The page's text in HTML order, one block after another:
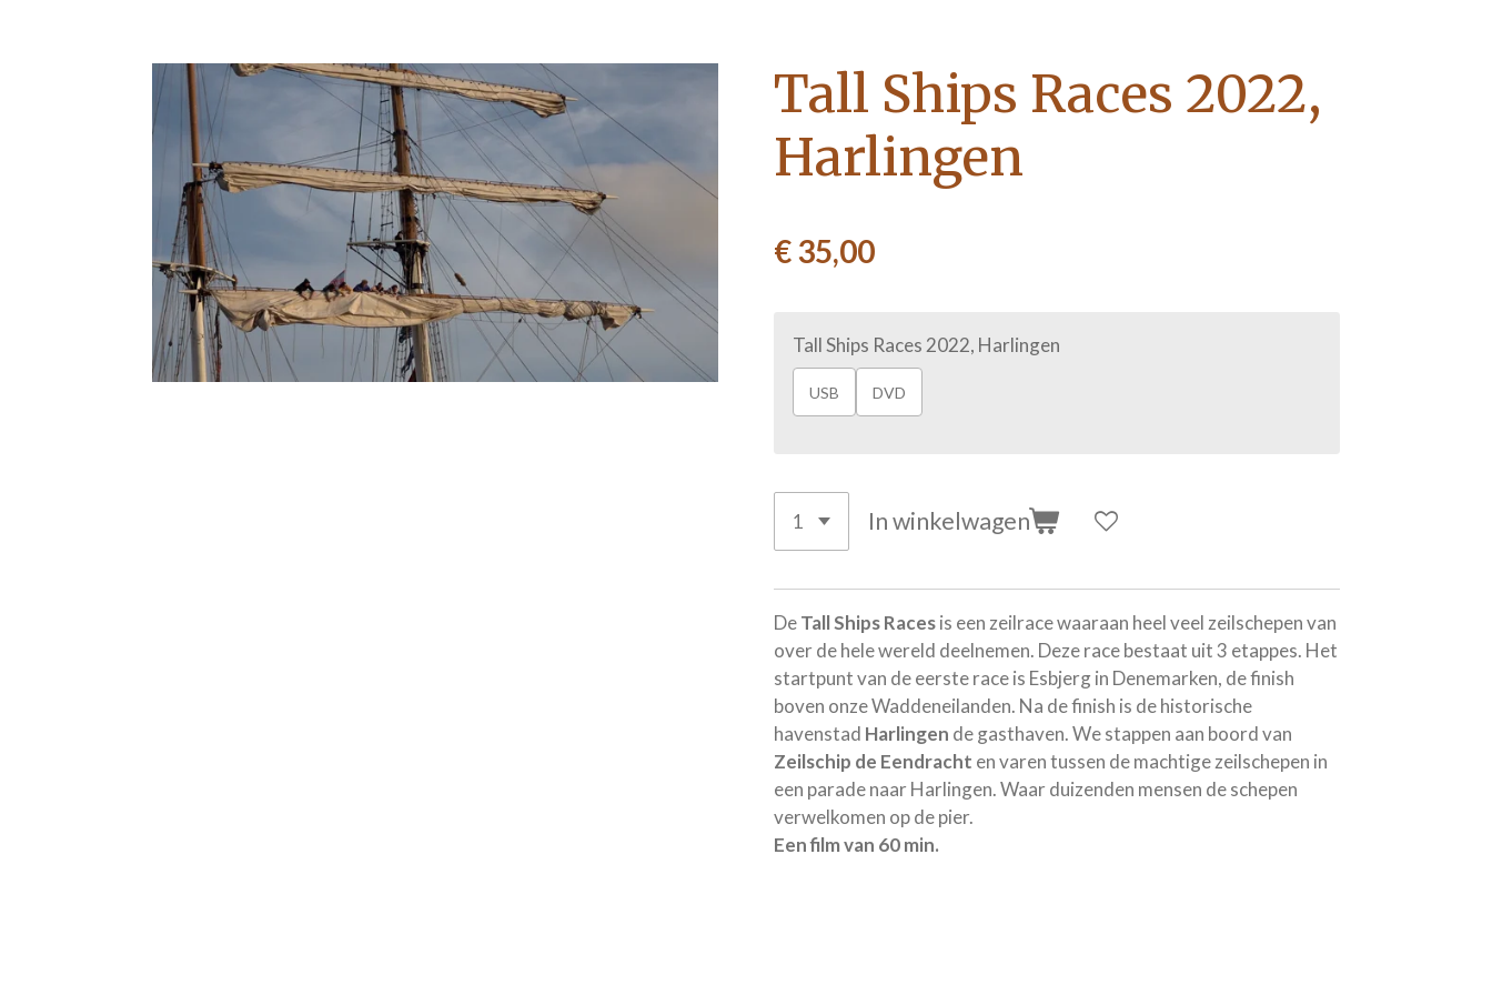
Tall Ships Races 2022,
Harlingen
€ 35,00
Tall Ships Races 2022, Harlingen
USB DVD
In winkelwagen
DeTall Ships Racesis een zeilrace waaraan heel veel zeilschepen van
over de hele wereld deelnemen. Deze race bestaat uit 3 etappes. Het
startpunt van de eerste race is Esbjerg in Denemarken, de finish
boven onze Waddeneilanden. Na de finish is de historische
havenstad Harlingen de gasthaven. We stappen aan boord van
Zeilschip de Eendracht en varen tussen de machtige zeilschepen in
een parade naar Harlingen. Waar duizenden mensen de schepen
verwelkomen op de pier.
Een film van 60 min.